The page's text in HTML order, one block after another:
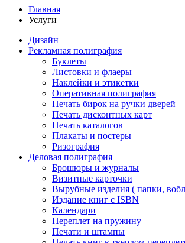
Главная
Услуги
Дизайн
Рекламная полиграфия
Буклеты
Листовки и флаеры
Наклейки и этикетки
Оперативная полиграфия
Печать бирок на ручки дверей
Печать дисконтных карт
Печать каталогов
Плакаты и постеры
Ризография
Деловая полиграфия
Брошюры и журналы
Визитные карточки
Вырубные изделия ( папки,
Издание книг с ISBN
Календари
Переплет на пружину
Печати и штампы